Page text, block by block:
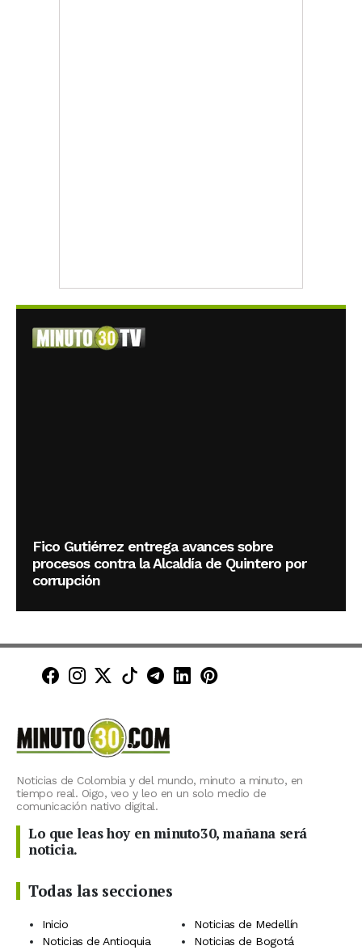
Fico Gutiérrez entrega avances sobre
procesos contra la Alcaldía de Quintero por
corrupción
Minuto30 en Facebook
Minuto30 en Instagram
Minuto30 en X (Twitter)
Minuto30 en TikTok
Canal de Minuto30 en
Minuto30 en LinkedIn
Minuto30 en
Noticias de Colombia y del mundo, minuto a minuto, en
tiempo real. Oigo, veo y leo en un solo medio de
comunicación nativo digital.
Lo que leas hoy en minuto30, mañana será
noticia.
Todas las secciones
Inicio
Noticias de Medellín
Noticias de Antioquia
Noticias de Bogotá